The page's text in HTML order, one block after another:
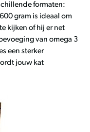
formaten:
gram is ideaal om
kijken of hij er net
van omega 3
een sterker
jouw kat